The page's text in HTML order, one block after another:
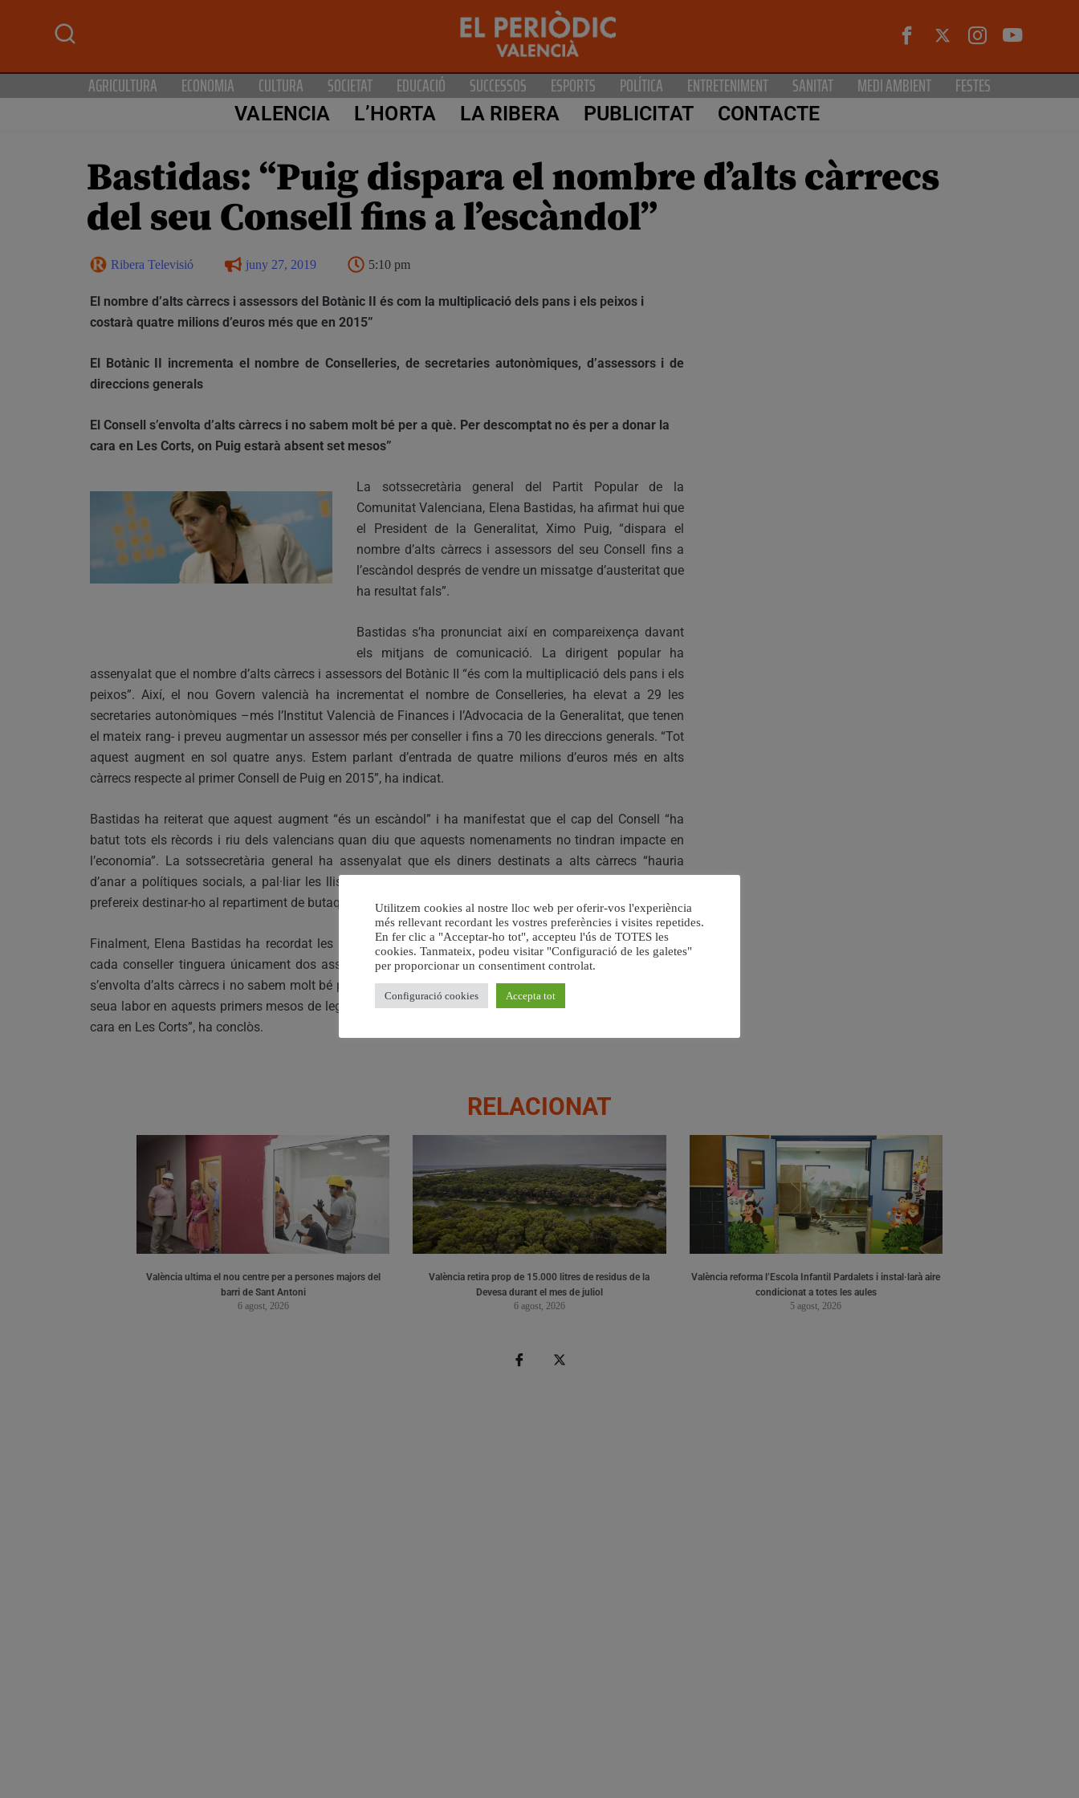
AGRICULTURA ECONOMIA CULTURA SOCIETAT EDUCACIÓ SUCCESSOS ESPORTS POLÍTICA ENTRETENIMENT SANITAT MEDI AMBIENT FESTES
VALENCIA L’HORTA LA RIBERA PUBLICITAT CONTACTE
Bastidas: “Puig dispara el nombre d’alts càrrecs
del seu Consell fins a l’escàndol”
Ribera Televisió juny 27, 2019 5:10 pm
El nombre d’alts càrrecs i assessors del Botànic II és com la multiplicació dels pans i els peixos i
costarà quatre milions d’euros més que en 2015”
El Botànic II incrementa el nombre de Conselleries, de secretaries autonòmiques, d’assessors i de
direccions generals
El Consell s’envolta d’alts càrrecs i no sabem molt bé per a què. Per descomptat no és per a donar la
cara en Les Corts, on Puig estarà absent set mesos”
La sotssecretària general del Partit Popular de la
Comunitat Valenciana, Elena Bastidas, ha afirmat hui que
el President de la Generalitat, Ximo Puig, “dispara el
nombre d’alts càrrecs i assessors del seu Consell fins a
l’escàndol després de vendre un missatge d’austeritat que
ha resultat fals”.
Bastidas s’ha pronunciat així en compareixença davant
els mitjans de comunicació. La dirigent popular ha
assenyalat que el nombre d’alts càrrecs i assessors del Botànic II “és com la multiplicació dels pans i els
peixos”. Així, el nou Govern valencià ha incrementat el nombre de Conselleries, ha elevat a 29 les
secretaries autonòmiques –més l’Institut Valencià de Finances i l’Advocacia de la Generalitat, que tenen
el mateix rang- i preveu augmentar un assessor més per conseller i fins a 70 les direccions generals. “Tot
aquest augment en sol quatre anys. Estem parlant d’entrada de quatre milions d’euros més en alts
càrrecs respecte al primer Consell de Puig en 2015”, ha indicat.
Bastidas ha reiterat que aquest augment “és un escàndol” i ha manifestat que el cap del Consell “ha
batut tots els rècords i riu dels valencians quan diu que aquests nomenaments no tindran impacte en
l’economia”. La sotssecretària general ha assenyalat que els diners destinats a alts càrrecs “hauria
d’anar a polítiques socials, a pal·liar les llistes d’espera de sanitat o dependència, però aquest Consell
prefereix destinar-ho al repartiment de butaques”.
Finalment, Elena Bastidas ha recordat les paraules d’Oltra en 2015, “quan es comprometia al fet que
cada conseller tinguera únicament dos assessors i hui hi ha qui té una dotzena”. “El Consell de Puig
s’envolta d’alts càrrecs i no sabem molt bé per a què. Per descomptat no serà per a donar comptes de la
seua labor en aquests primers mesos de legislatura, ja que el President estarà set mesos sense donar la
cara en Les Corts”, ha conclòs.
RELACIONAT
València ultima el nou centre per a persones majors del
barri de Sant Antoni
6 agost, 2026
València retira prop de 15.000 litres de residus de la
Devesa durant el mes de juliol
6 agost, 2026
València reforma l’Escola Infantil Pardalets i instal·larà aire
condicionat a totes les aules
5 agost, 2026
Utilitzem cookies al nostre lloc web per oferir-vos l'experiència
més rellevant recordant les vostres preferències i visites repetides.
En fer clic a "Acceptar-ho tot", accepteu l'ús de TOTES les
cookies. Tanmateix, podeu visitar "Configuració de les galetes"
per proporcionar un consentiment controlat.
Configuració cookies Accepta tot